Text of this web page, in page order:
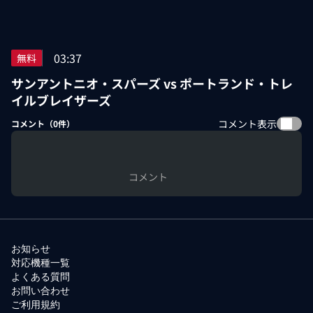
無料 03:37
サンアントニオ・スパーズ vs ポートランド・トレ
イルブレイザーズ
コメント（0件） コメント表示
コメント
お知らせ
対応機種一覧
よくある質問
お問い合わせ
ご利用規約